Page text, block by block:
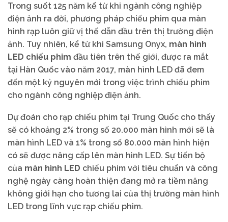
Trong suốt 125 năm kể từ khi ngành công nghiệp
điện ảnh ra đời, phương pháp chiếu phim qua màn
hình rạp luôn giữ vị thế dẫn đầu trên thị trường điện
ảnh. Tuy nhiên, kể từ khi Samsung Onyx, màn hình
LED chiếu phim đầu tiên trên thế giới, được ra mắt
tại Hàn Quốc vào năm 2017, màn hình LED đã đem
đến một kỷ nguyên mới trong việc trình chiếu phim
cho ngành công nghiệp điện ảnh.
Dự đoán cho rạp chiếu phim tại Trung Quốc cho thấy
sẽ có khoảng 2% trong số 20.000 màn hình mới sẽ là
màn hình LED và 1% trong số 80.000 màn hình hiện
có sẽ được nâng cấp lên màn hình LED. Sự tiến bộ
của màn hình LED chiếu phim với tiêu chuẩn và công
nghệ ngày càng hoàn thiện đang mở ra tiềm năng
không giới hạn cho tương lai của thị trường màn hình
LED trong lĩnh vực rạp chiếu phim.